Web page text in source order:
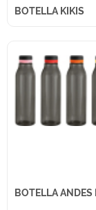
BOTELLA KIKIS
BOTELLA ANDES